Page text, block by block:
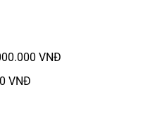
VNĐ
VNĐ